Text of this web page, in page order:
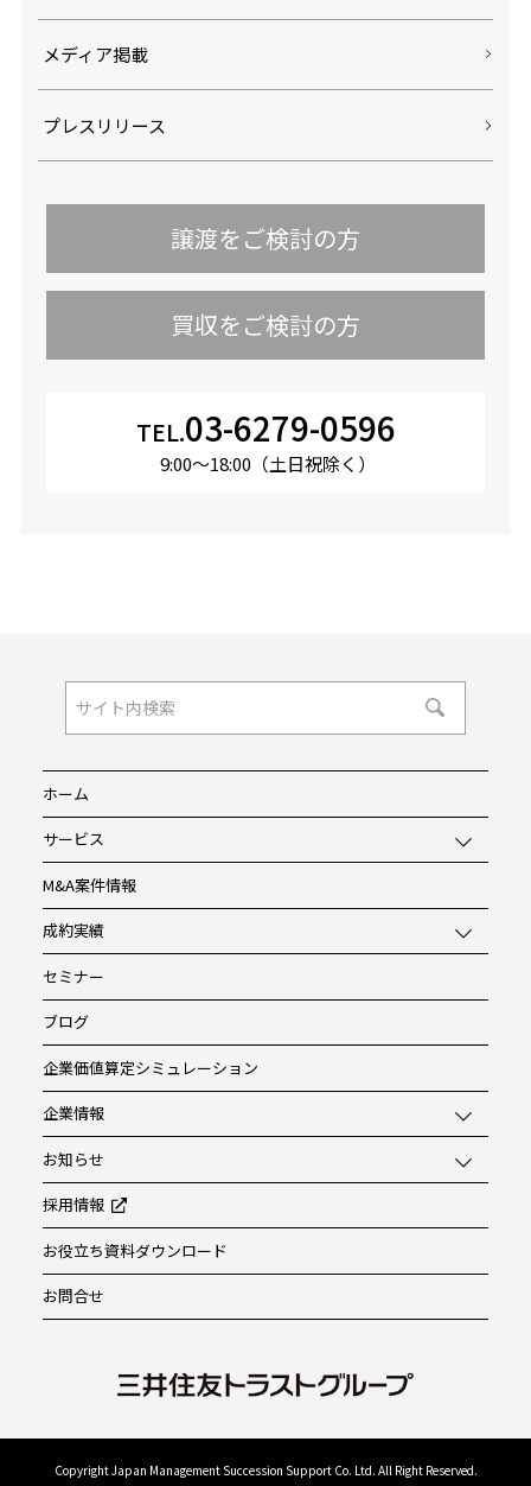
メディア掲載
プレスリリース
譲渡をご検討の方
買収をご検討の方
TEL.03-6279-0596
9:00〜18:00（土日祝除く）
ホーム
サービス
M&A案件情報
成約実績
セミナー
ブログ
企業価値算定シミュレーション
企業情報
お知らせ
採用情報
お役立ち資料ダウンロード
お問合せ
Copyright Japan Management Succession Support Co. Ltd. All Right Reserved.